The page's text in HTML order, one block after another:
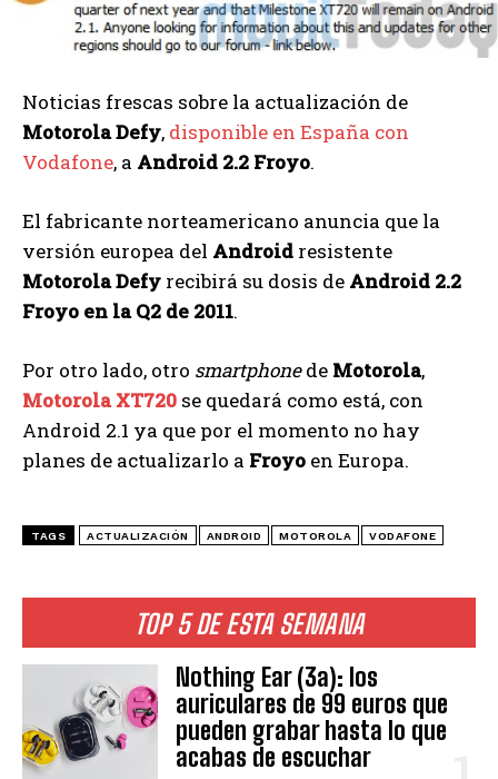
TOP 5 DE ESTA SEMANA
Nothing Ear (3a): los
auriculares de 99 euros que
pueden grabar hasta lo que
acabas de escuchar
Noticias frescas sobre la actualización de
Motorola Defy, disponible en España con
Vodafone, a Android 2.2 Froyo.
El fabricante norteamericano anuncia que la
versión europea del Android resistente
Motorola Defy recibirá su dosis de Android 2.2
Froyo en la Q2 de 2011.
Por otro lado, otro smartphonede Motorola,
Motorola XT720 se quedará como está, con
Android 2.1 ya que por el momento no hay
planes de actualizarlo a Froyo en Europa.
TAGS ACTUALIZACIÓN ANDROID MOTOROLA VODAFONE